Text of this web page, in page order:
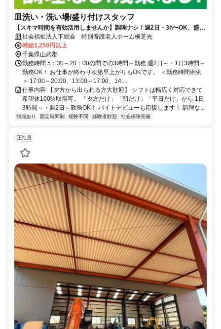
皿洗い・洗い場/盛り付けスタッフ
【スキマ時間を有効活用しませんか】調理ナシ！週2日・3h〜OK、盛付
け配膳スタッフ募集！未経験大歓迎
社会福祉法人下総会 特別養護老人ホーム横芝光
時給1,250円以上
千葉県山武郡
勤務時間 5：30～20：00の間での3時間～勤務 週2日～・1日3時間～
勤務OK！ お仕事が終わり次第早上がりもOKです。 ＜勤務時間例例
＞ 17:00～20:00、13:00～17:00、14:...
仕事内容 【夕方から出られる方大歓迎】 シフトは幅広く対応できて
希望休100%取得可。 「夕方だけ」「朝だけ」「平日だけ」から 1日
3時間～・週2日～勤務OK！ バイトデビューも応援します！ 調理な...
制服あり 固定時間制 経験不問 経験者歓迎 社会保険完備
正社員